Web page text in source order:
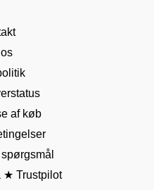
af køb
★ Trustpilot